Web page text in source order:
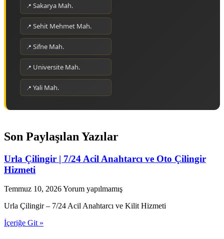
Sakarya Mah.
Sehit Mehmet Mah.
Sifne Mah.
Universite Mah.
Yali Mah.
Son Paylaşılan Yazılar
Urla Çilingir | 7/24 Acil Anahtarcı ve Oto Çilingir
Hizmeti
Temmuz 10, 2026Yorum yapılmamış
Urla Çilingir – 7/24 Acil Anahtarcı ve Kilit Hizmeti
İçeriğe Git »